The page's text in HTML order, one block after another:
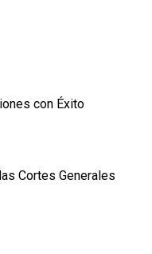
con Éxito
Cortes Generales